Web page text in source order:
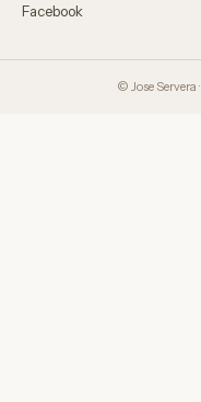
Facebook
© Jose Servera ·